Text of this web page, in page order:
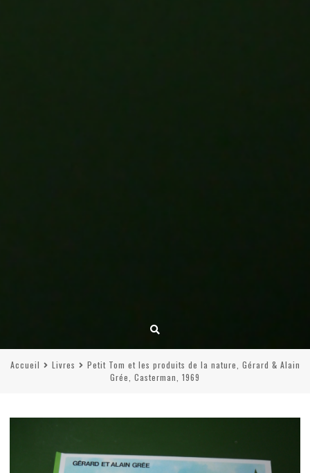
Accueil Livres
Petit Tom et les produits de la nature, Gérard & Alain
Grée, Casterman, 1969